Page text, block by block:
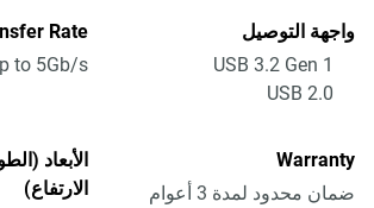
واجهة التوصيل
USB 3.2 Gen 1
USB 2.0
Rate
to 5Gb/s
Warranty
ضمان محدود لمدة 3 أعوام
الارتفاع)